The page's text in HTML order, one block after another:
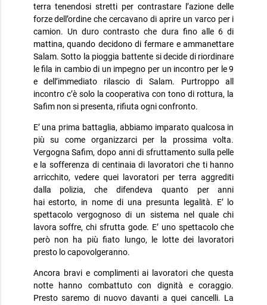
terra tenendosi stretti per contrastare l’azione delle
forze dell’ordine che cercavano di aprire un varco per i
camion. Un duro contrasto che dura fino alle 6 di
mattina, quando decidono di fermare e ammanettare
Salam. Sotto la pioggia battente si decide di riordinare
le fila in cambio di un impegno per un incontro per le 9
e dell’immediato rilascio di Salam. Purtroppo all
incontro c’è solo la cooperativa con tono di rottura, la
Safim non si presenta, rifiuta ogni confronto.
E’ una prima battaglia, abbiamo imparato qualcosa in
più su come organizzarci per la prossima volta.
Vergogna Safim, dopo anni di sfruttamento sulla pelle
e la sofferenza di centinaia di lavoratori che ti hanno
arricchito, vedere quei lavoratori per terra aggrediti
dalla polizia, che difendeva quanto per anni
hai estorto, in nome di una presunta legalità. E’ lo
spettacolo vergognoso di un sistema nel quale chi
lavora soffre, chi sfrutta gode. E’ uno spettacolo che
però non ha più fiato lungo, le lotte dei lavoratori
presto lo capovolgeranno.
Ancora bravi e complimenti ai lavoratori che questa
notte hanno combattuto con dignità e coraggio.
Presto saremo di nuovo davanti a quei cancelli. La